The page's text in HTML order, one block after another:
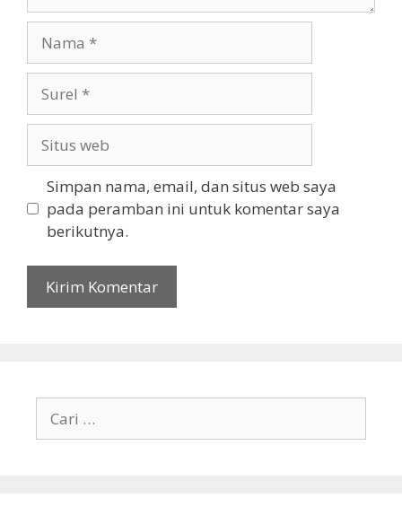
web
Simpan nama, email, dan situs web saya
pada peramban ini untuk komentar saya
berikutnya.
untuk: